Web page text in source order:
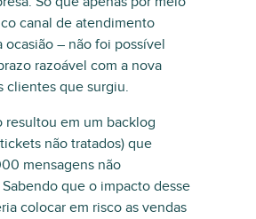
canal de atendimento
ocasião – não foi possível
razoável com a nova
clientes que surgiu.
resultou em um backlog
não tratados) que
mensagens não
que o impacto desse
colocar em risco as vendas